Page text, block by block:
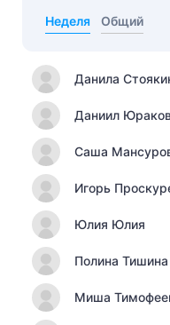
Неделя Общий
Данила
Даниил
Саша
Игорь
Юлия Юлия
Полина Тишина
Миша